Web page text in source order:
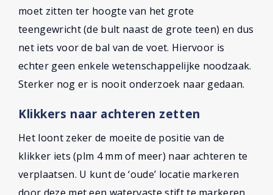
moet zitten ter hoogte van het grote
teengewricht (de bult naast de grote teen) en dus
net iets voor de bal van de voet. Hiervoor is
echter geen enkele wetenschappelijke noodzaak.
Sterker nog er is nooit onderzoek naar gedaan.
Klikkers naar achteren zetten
Het loont zeker de moeite de positie van de
klikker iets (plm 4 mm of meer) naar achteren te
verplaatsen. U kunt de ‘oude’ locatie markeren